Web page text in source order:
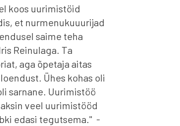
koos uurimistöid
et nurmenukuuurijad
saime teha
Reinulaga. Ta
aga õpetaja aitas
Ühes kohas oli
sarnane. Uurimistöö
veel uurimistööd
edasi tegutsema." -